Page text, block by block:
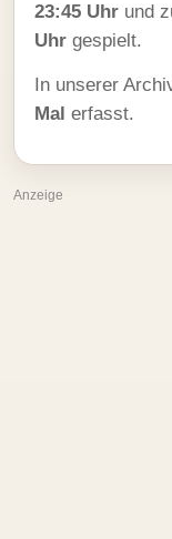
23:45 Uhr und
Uhr gespielt.
In unserer
Mal erfasst.
Anzeige